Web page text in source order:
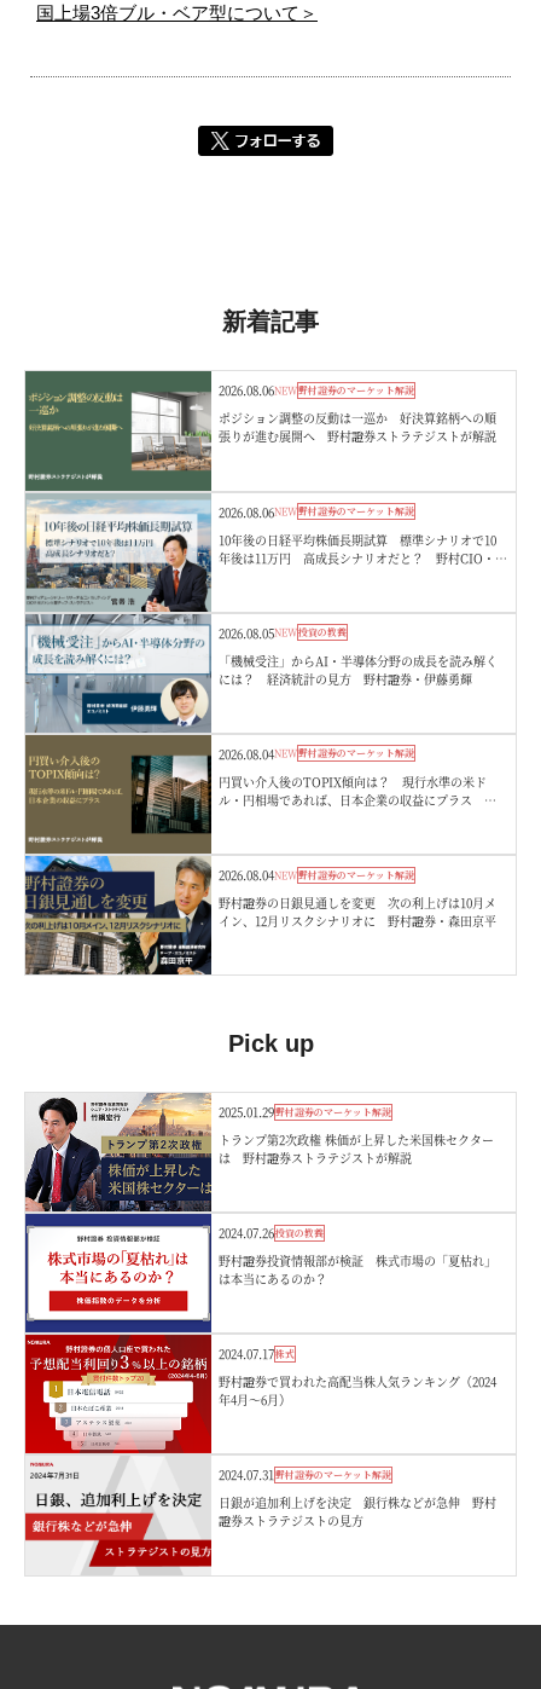
国上場3倍ブル・ベア型について＞
新着記事
2026.08.06NEW野村證券のマーケット解説
ポジション調整の反動は一巡か 好決算銘柄への順
張りが進む展開へ 野村證券ストラテジストが解説
2026.08.06NEW野村證券のマーケット解説
10年後の日経平均株価長期試算 標準シナリオで10
年後は11万円 高成長シナリオだと？ 野村CIO・宮
2026.08.05NEW投資の教養
「機械受注」からAI・半導体分野の成長を読み解く
には？ 経済統計の見方 野村證券・伊藤勇輝
2026.08.04NEW野村證券のマーケット解説
円買い介入後のTOPIX傾向は？ 現行水準の米ド
ル・円相場であれば、日本企業の収益にプラス 野
2026.08.04NEW野村證券のマーケット解説
野村證券の日銀見通しを変更 次の利上げは10月メ
イン、12月リスクシナリオに 野村證券・森田京平
Pick up
2025.01.29野村證券のマーケット解説
トランプ第2次政権 株価が上昇した米国株セクター
は 野村證券ストラテジストが解説
2024.07.26投資の教養
野村證券投資情報部が検証 株式市場の「夏枯れ」
は本当にあるのか？
2024.07.17株式
野村證券で買われた高配当株人気ランキング（2024
年4月～6月）
2024.07.31野村證券のマーケット解説
日銀が追加利上げを決定 銀行株などが急伸 野村
證券ストラテジストの見方